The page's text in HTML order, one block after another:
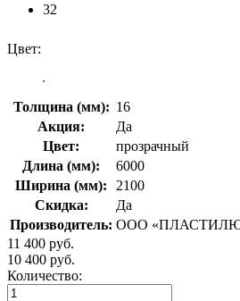
32
Цвет:
Толщина (мм): 16
Акция:
Да
Цвет:
прозрачный
Длина (мм):
6000
Ширина (мм):
2100
Скидка:
Да
Производитель: ООО
11 400 руб.
10 400 руб.
Количество: